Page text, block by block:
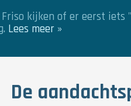
Friso kijken of er eerst
Lees meer »
De